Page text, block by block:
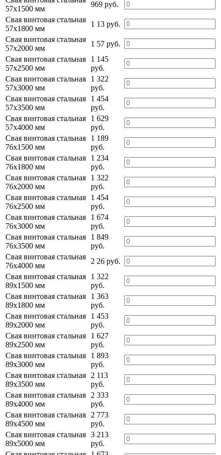
57х1500 мм
969 руб.
Свая винтовая стальная
57х1800 мм
1 13 руб.
Свая винтовая стальная
57х2000 мм
1 57 руб.
Свая винтовая стальная
57х2500 мм
1 145
руб.
Свая винтовая стальная
57х3000 мм
1 322
руб.
Свая винтовая стальная
57х3500 мм
1 454
руб.
Свая винтовая стальная
57х4000 мм
1 629
руб.
Свая винтовая стальная
76х1500 мм
1 189
руб.
Свая винтовая стальная
76х1800 мм
1 234
руб.
Свая винтовая стальная
76х2000 мм
1 322
руб.
Свая винтовая стальная
76х2500 мм
1 454
руб.
Свая винтовая стальная
76х3000 мм
1 674
руб.
Свая винтовая стальная
76х3500 мм
1 849
руб.
Свая винтовая стальная
76х4000 мм
2 26 руб.
Свая винтовая стальная
89х1500 мм
1 322
руб.
Свая винтовая стальная
89х1800 мм
1 363
руб.
Свая винтовая стальная
89х2000 мм
1 453
руб.
Свая винтовая стальная
89х2500 мм
1 627
руб.
Свая винтовая стальная
89х3000 мм
1 893
руб.
Свая винтовая стальная
89х3500 мм
2 113
руб.
Свая винтовая стальная
89х4000 мм
2 333
руб.
Свая винтовая стальная
89х4500 мм
2 773
руб.
Свая винтовая стальная
89х5000 мм
3 213
руб.